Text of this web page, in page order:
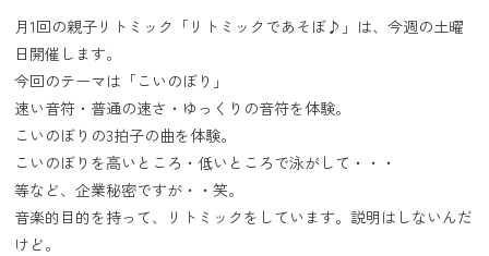
月1回の親子リトミック「リトミックであそぼ♪」は、今週の土曜
日開催します。
今回のテーマは「こいのぼり」
速い音符・普通の速さ・ゆっくりの音符を体験。
こいのぼりの3拍子の曲を体験。
こいのぼりを高いところ・低いところで泳がして・・・
等など、企業秘密ですが・・笑。
音楽的目的を持って、リトミックをしています。説明はしないんだ
けど。